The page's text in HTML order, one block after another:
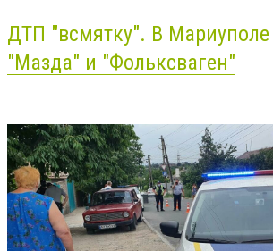
ДТП "всмятку". В Мариуполе
"Мазда" и "Фольксваген"